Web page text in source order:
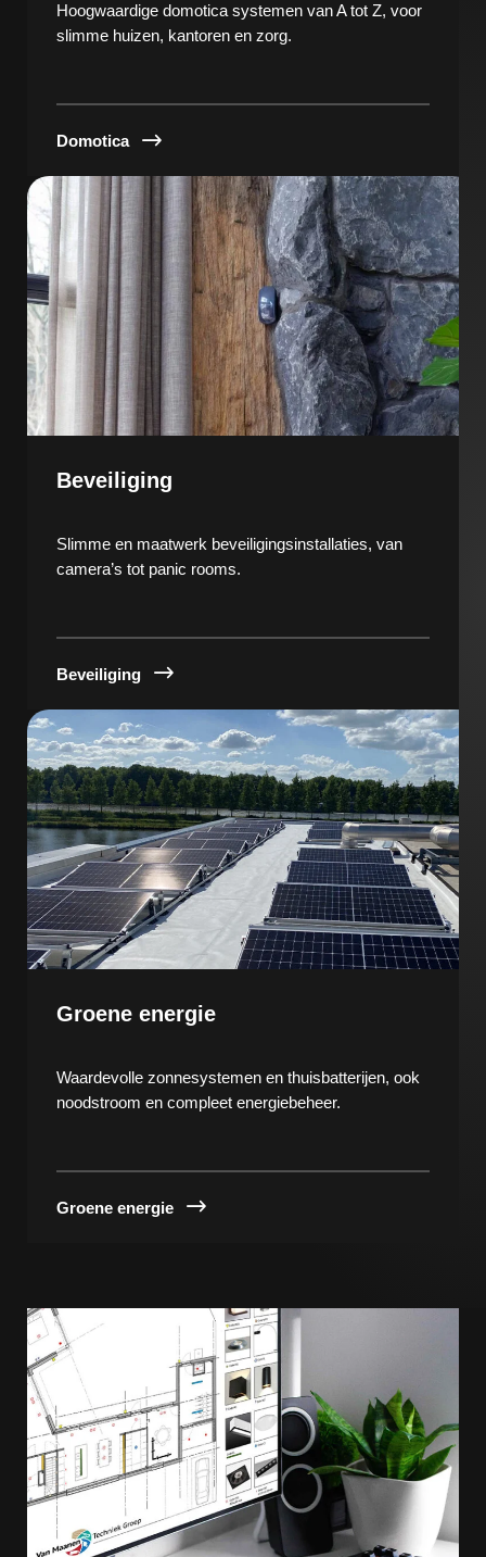
Hoogwaardige domotica systemen van A tot Z, voor
slimme huizen, kantoren en zorg.
Domotica
Beveiliging
Slimme en maatwerk beveiligingsinstallaties, van
camera’s tot panic rooms.
Beveiliging
Groene energie
Waardevolle zonnesystemen en thuisbatterijen, ook
noodstroom en compleet energiebeheer.
Groene energie